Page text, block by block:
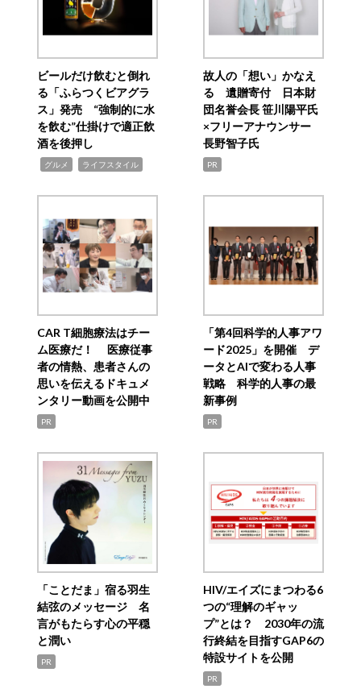
ビールだけ飲むと倒れ
る「ふらつくビアグラ
ス」発売 “強制的に水
を飲む”仕掛けで適正飲
酒を後押し
グルメ ライフスタイル
故人の「想い」かなえ
る 遺贈寄付 日本財
団名誉会長 笹川陽平氏
×フリーアナウンサー
長野智子氏
PR
CAR T細胞療法はチー
ム医療だ！ 医療従事
者の情熱、患者さんの
思いを伝えるドキュメ
ンタリー動画を公開中
PR
「第4回科学的人事アワ
ード2025」を開催 デ
ータとAIで変わる人事
戦略 科学的人事の最
新事例
PR
「ことだま」宿る羽生
結弦のメッセージ 名
言がもたらす心の平穏
と潤い
PR
HIV/エイズにまつわる6
つの“理解のギャッ
プ”とは？ 2030年の流
行終結を目指すGAP6の
特設サイトを公開
PR